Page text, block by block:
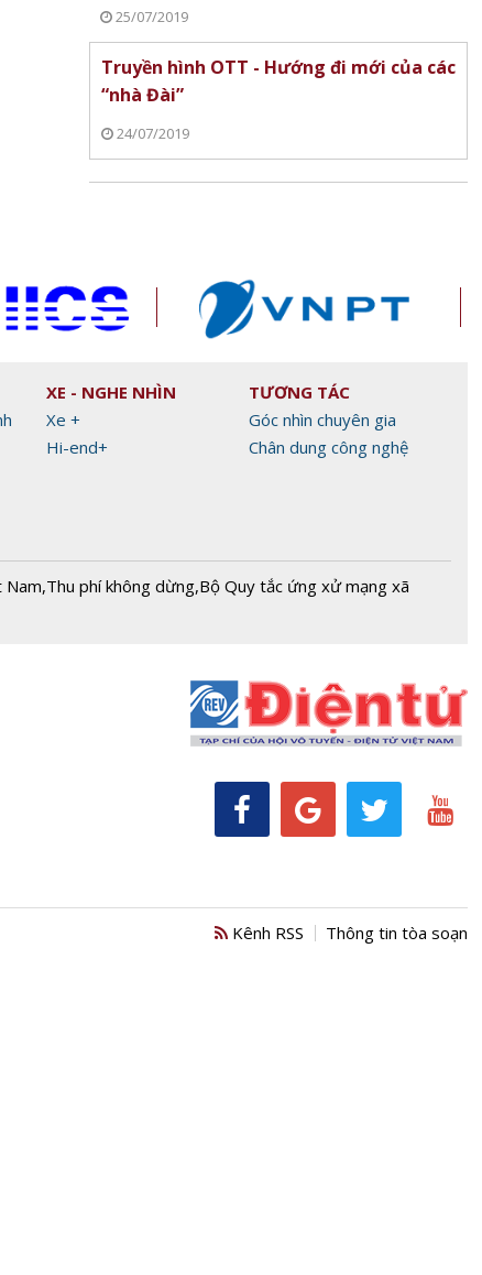
25/07/2019
Truyền hình OTT - Hướng đi mới của các
“nhà Đài”
24/07/2019
XE - NGHE NHÌN
Xe +
Hi-end+
TƯƠNG TÁC
Góc nhìn chuyên gia
Chân dung công nghệ
Nam,Thu phí không dừng,Bộ Quy tắc ứng xử mạng xã
Kênh RSS Thông tin tòa soạn